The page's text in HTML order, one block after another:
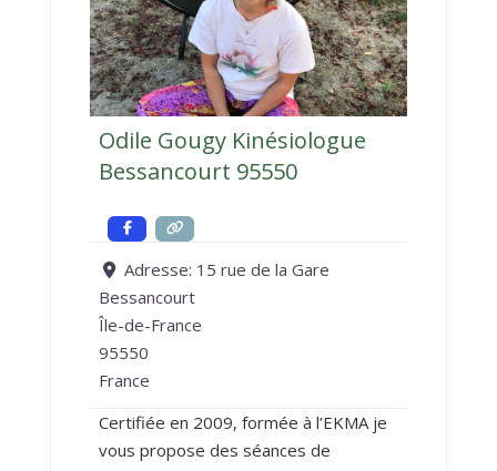
Odile Gougy Kinésiologue
Bessancourt 95550
Adresse: 15 rue de la Gare
Bessancourt
Île-de-France
95550
France
Certifiée en 2009, formée à l’EKMA je
vous propose des séances de